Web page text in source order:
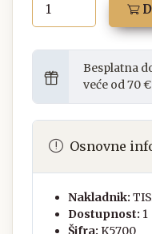
Besplatna
veće od 70 €
Osnovne
Nakladnik:
Dostupnost: 1
Šifra: K5700